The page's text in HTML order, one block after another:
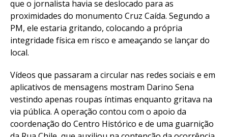
que o jornalista havia se deslocado para as
proximidades do monumento Cruz Caída. Segundo a
PM, ele estaria gritando, colocando a própria
integridade física em risco e ameaçando se lançar do
local.
Vídeos que passaram a circular nas redes sociais e em
aplicativos de mensagens mostram Darino Sena
vestindo apenas roupas íntimas enquanto gritava na
via pública. A operação contou com o apoio da
coordenação do Centro Histórico e de uma guarnição